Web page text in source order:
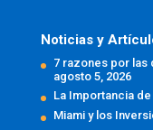
Noticias y
7 razones por las
agosto 5, 2026
La Importancia
Miami y los